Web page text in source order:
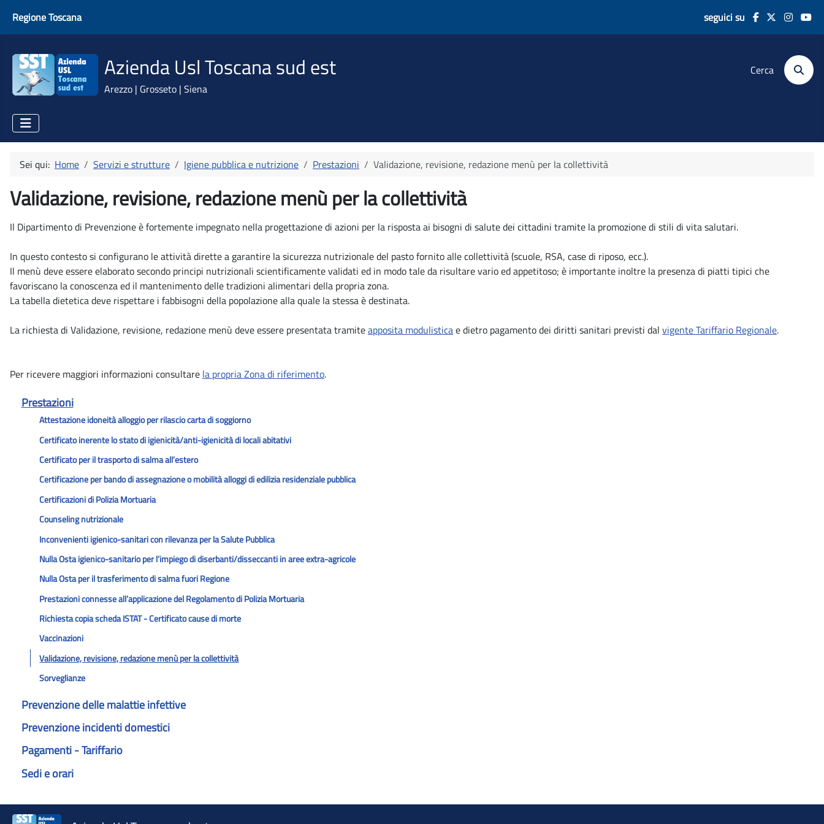
Regione Toscana seguici su
Azienda Usl Toscana sud est
Arezzo | Grosseto | Siena
Cerca
Prestazioni
Attestazione idoneità alloggio per rilascio carta di soggiorno
Certificato inerente lo stato di igienicità/anti-igienicità di locali abitativi
Certificato per il trasporto di salma all’estero
Certificazione per bando di assegnazione o mobilità alloggi di edilizia residenziale pubblica
Certificazioni di Polizia Mortuaria
Counseling nutrizionale
Inconvenienti igienico-sanitari con rilevanza per la Salute Pubblica
Nulla Osta igienico-sanitario per l’impiego di diserbanti/disseccanti in aree extra-agricole
Nulla Osta per il trasferimento di salma fuori Regione
Prestazioni connesse all’applicazione del Regolamento di Polizia Mortuaria
Richiesta copia scheda ISTAT - Certificato cause di morte
Vaccinazioni
Validazione, revisione, redazione menù per la collettività
Sorveglianze
Prevenzione delle malattie infettive
Prevenzione incidenti domestici
Pagamenti - Tariffario
Sedi e orari
Sei qui: Home Servizi e strutture Igiene pubblica e nutrizione Prestazioni Validazione, revisione, redazione menù per la collettività
Validazione, revisione, redazione menù per la collettività
Il Dipartimento di Prevenzione è fortemente impegnato nella progettazione di azioni per la risposta ai bisogni di salute dei cittadini tramite la promozione di stili di vita salutari.
In questo contesto si configurano le attività dirette a garantire la sicurezza nutrizionale del pasto fornito alle collettività (scuole, RSA, case di riposo, ecc.).
Il menù deve essere elaborato secondo principi nutrizionali scientificamente validati ed in modo tale da risultare vario ed appetitoso; è importante inoltre la presenza di piatti tipici che
favoriscano la conoscenza ed il mantenimento delle tradizioni alimentari della propria zona.
La tabella dietetica deve rispettare i fabbisogni della popolazione alla quale la stessa è destinata.
La richiesta di Validazione, revisione, redazione menù deve essere presentata tramiteapposita modulisticae dietro pagamento dei diritti sanitari previsti dal vigente Tariffario Regionale.
Per ricevere maggiori informazioni consultare la propria Zona di riferimento.